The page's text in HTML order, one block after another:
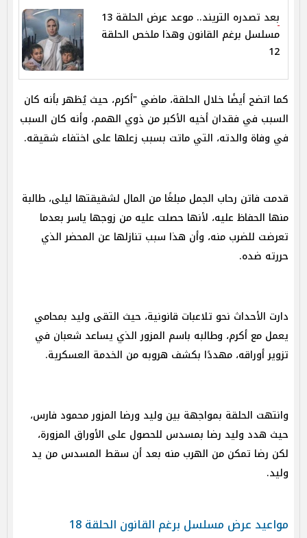
بعد تصدره التريند.. موعد عرض الحلقة 13
مسلسل برغم القانون وهذا ملخص الحلقة
12
كما اتضح أيضًا خلال الحلقة، ماضي "أكرم، حيث يُظهر بأنه كان
السبب في فقدان أخيه الأكبر من ذوي الهمم، وأنه كان السبب
في وفاة والدته، التي ماتت بسبب زعلها على اختفاء شقيقه.
قدمت فاتن رحاب الجمل مبلغًا من المال لشقيقتها ليلى، طالبة
منها الحفاظ عليه، لأنها حصلت عليه من زوجها ياسر بعدما
تعرضت للضرب منه، وأن هذا سبب تنازلها عن المحضر الذي
حررته ضده.
دارت الأحداث نحو تلاعبات قانونية، حيث التقى وليد بمحامي
يعمل مع أكرم، وطالبه باسم المزور الذي يساعد شعبان في
تزوير أوراقه، مهددًا بكشف هروبه من الخدمة العسكرية.
وانتهت الحلقة بمواجهة بين وليد ورضا المزور محمود فارس،
حيث هدد وليد رضا بمسدس للحصول على الأوراق المزورة،
لكن رضا تمكن من الهرب منه بعد أن سقط المسدس من يد
وليد.
مواعيد عرض مسلسل برغم القانون الحلقة 18